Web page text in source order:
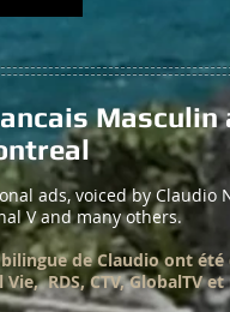
Masculin
ads, voiced by Claudio
V and many others.
de Claudio ont
Vie, RDS, CTV, GlobalTV